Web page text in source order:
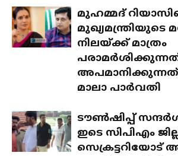
മുഹമ്മദ്
നിലയ്ക്ക് മാത്രം
മാലാ പാർവതി
ടൗൺഷിപ്പ്
ഇടെ സിപിഎം
സെക്രട്ടറിയോട്